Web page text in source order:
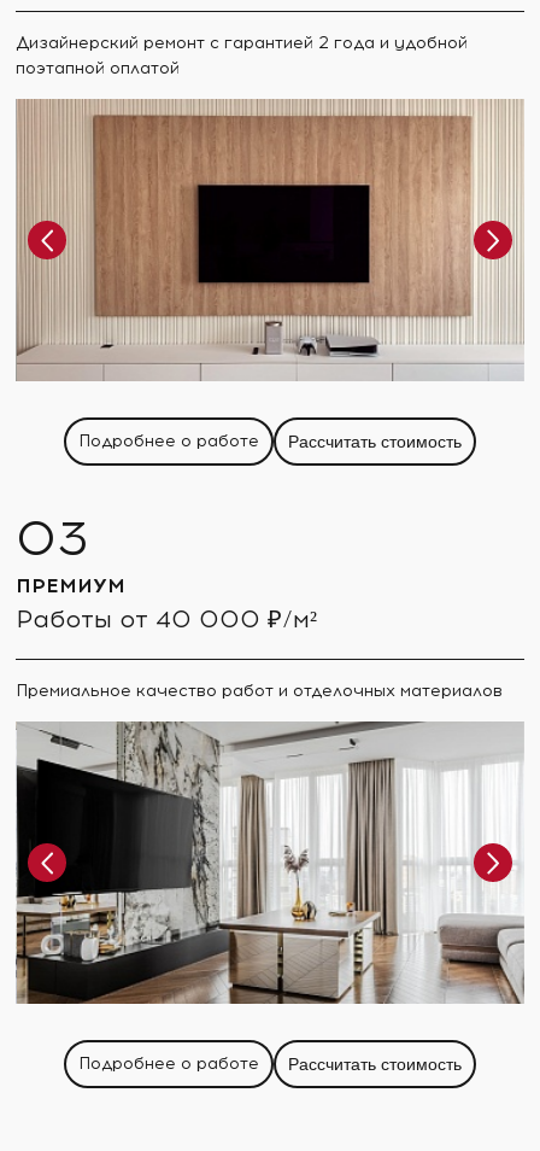
Дизайнерский ремонт с гарантией 2 года и удобной
поэтапной оплатой
Подробнее о работе Рассчитать стоимость
ПРЕМИУМ
Работы от 40 000 ₽/м²
Премиальное качество работ и отделочных материалов
Подробнее о работе Рассчитать стоимость